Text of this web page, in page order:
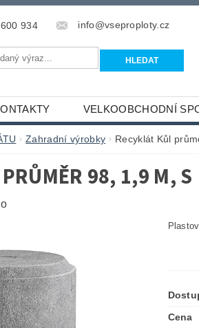
934 info@vseproploty.cz
VELKOOBCHODNÍ
Zahradní výrobky Recyklát Kůl
98, 1,9 M, S
Cena